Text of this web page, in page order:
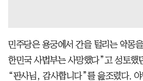
민주당은 용궁에서 간을 털리는 악몽
한민국 사법부는 사망했다”고 성토했
“판사님, 감사합니다”를 읊조렸다.